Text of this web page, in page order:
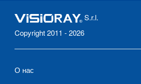
S.r.l.
Copyright 2011 - 2026
О нас